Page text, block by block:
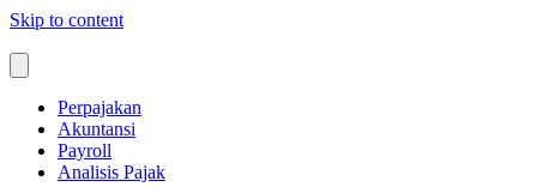
Skip to content
Perpajakan
Akuntansi
Payroll
Analisis Pajak